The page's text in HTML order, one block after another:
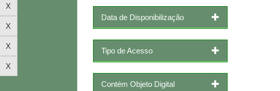
Data de Disponibilização
Tipo de Acesso
Contém Objeto Digital